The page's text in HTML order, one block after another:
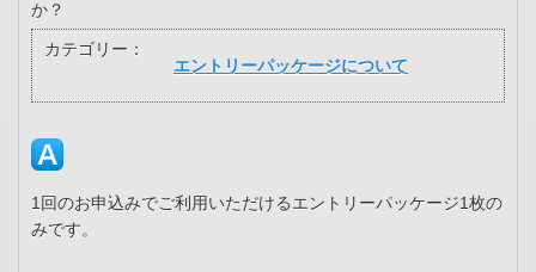
か？
カテゴリー：
エントリーパッケージについて
1回のお申込みでご利用いただけるエントリーパッケージ1枚の
みです。